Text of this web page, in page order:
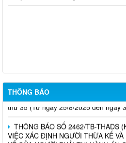
THÔNG BÁO
Tuần thứ 35/2025
LỊCH LÀM VIỆC CỦA THƯỜNG
thứ 35 (Từ ngày 25/8/2025 đến ngày
THÔNG BÁO SỐ 2462/TB-THADS
VIỆC XÁC ĐỊNH NGƯỜI THỪA KẾ
KẾ CỦA NGƯỜI PHẢI THI HÀNH ÁN